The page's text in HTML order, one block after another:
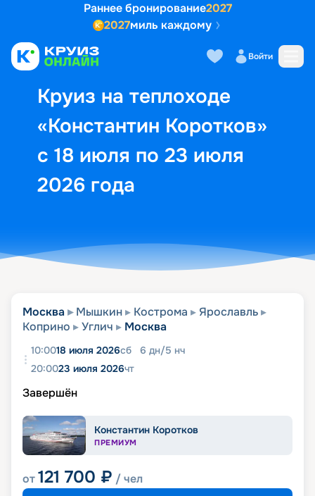
Раннее бронирование2027
2027миль каждому
Войти
Круиз на теплоходе
«Константин Коротков»
с 18 июля по 23 июля
2026 года
Выбор кают Маршрут и
Москва Мышкин Кострома
Ярославль
Коприно
Углич Москва
10:0018 июля 2026сб 6 дн/5 нч
20:0023 июля 2026чт
Завершён
Константин Коротков
ПРЕМИУМ
от121 700 ₽ / чел